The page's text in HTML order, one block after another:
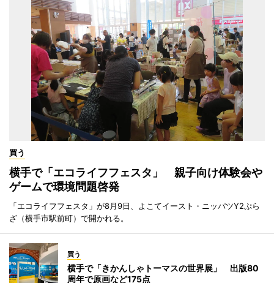
買う
横手で「エコライフフェスタ」 親子向け体験会や
ゲームで環境問題啓発
「エコライフフェスタ」が8月9日、よこてイースト・ニッパツY2ぷら
ざ（横手市駅前町）で開かれる。
買う
横手で「きかんしゃトーマスの世界展」 出版80
周年で原画など175点